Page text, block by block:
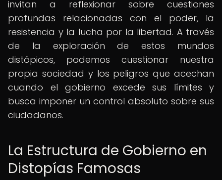
invitan a reflexionar sobre cuestiones
profundas relacionadas con el poder, la
resistencia y la lucha por la libertad. A través
de la exploración de estos mundos
distópicos, podemos cuestionar nuestra
propia sociedad y los peligros que acechan
cuando el gobierno excede sus límites y
busca imponer un control absoluto sobre sus
ciudadanos.
La Estructura de Gobierno en
Distopías Famosas